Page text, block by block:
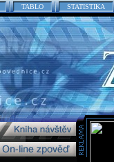
TABLO STATISTIKA